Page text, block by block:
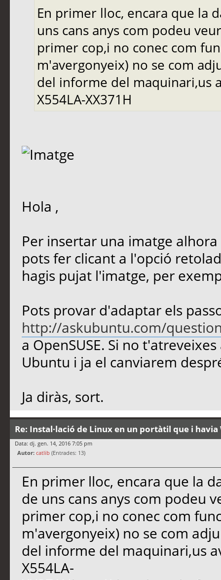
En primer lloc, encara que la
uns cans anys com podeu
primer cop,i no conec com
m'avergonyeix) no se com
del informe del maquinari,us
X554LA-XX371H
Hola ,
Per insertar una imatge
pots fer clicant a l'opció
hagis pujat l'imatge, per
Pots provar d'adaptar els
http://askubuntu.com/
a OpenSUSE. Si no
Ubuntu i ja el canviarem
Ja diràs, sort.
Re: Instal·lació de Linux en un portàtil que i havia
Data: dj. gen. 14, 2016 7:05 pm
Autor: catlib (Entrades: 13)
En primer lloc, encara que la
de uns cans anys com podeu
primer cop,i no conec com
m'avergonyeix) no se com
del informe del maquinari,us
X554LA-